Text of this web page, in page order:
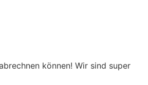
können! Wir sind super